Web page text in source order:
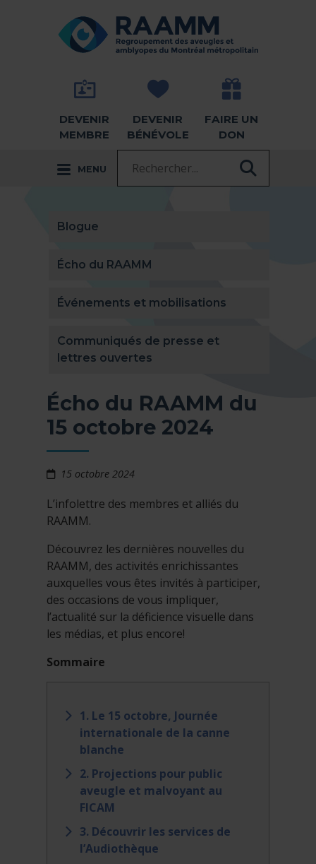
RETOUR À LA PAGE D'ACCUEIL -
DEVENIR
MEMBRE
DEVENIR
BÉNÉVOLE
FAIRE UN
DON
MENU
Blogue
Écho du RAAMM
Événements et mobilisations
Communiqués de presse et
lettres ouvertes
Écho du RAAMM du
15 octobre 2024
15 octobre 2024
L’infolettre des membres et alliés du
RAAMM.
Découvrez les dernières nouvelles du
RAAMM, des activités enrichissantes
auxquelles vous êtes invités à participer,
des occasions de vous impliquer,
l’actualité sur la déficience visuelle dans
les médias, et plus encore!
Sommaire
1. Le 15 octobre, Journée
internationale de la canne
blanche
2. Projections pour public
aveugle et malvoyant au
FICAM
3. Découvrir les services de
l’Audiothèque